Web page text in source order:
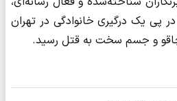
در تاریخ ۱۹ آبان‌ماه ۱۴۰۳ در پی یک درگیری خانوادگی در تهران
و جسم سخت به قتل رسید.